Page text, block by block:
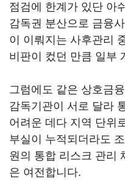
점검에 한계가 있단 아
감독권 분산으로 금융
이 이뤄지는 사후관리
비판이 컸던 만큼 일부
그럼에도 같은 상호금
감독기관이 서로 달라
어려운 데다 지역 단위
부실이 누적되더라도
원의 통합 리스크 관리
은 여전합니다.